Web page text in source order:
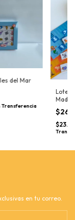
del Mar
Transferencia
en tu correo.